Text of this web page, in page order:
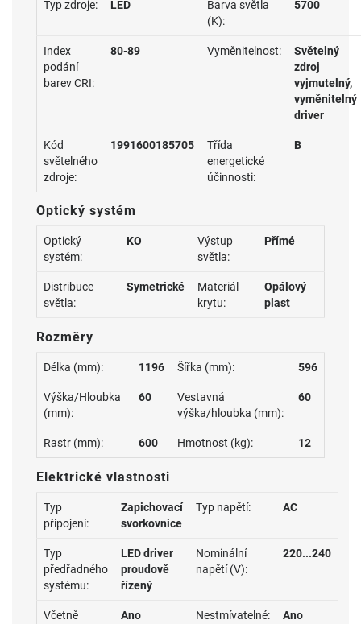
Typ zdroje: LED
Barva světla
(K):
5700
Index
podání
barev CRI:
80-89 Vyměnitelnost:
Světelný
zdroj
vyjmutelný,
vyměnitelný
driver
Kód
světelného
zdroje:
1991600185705
Třída
energetické
účinnosti:
B
Optický systém
Optický
systém:
KO
Výstup
světla:
Přímé
Distribuce
světla:
Symetrické
Materiál
krytu:
Opálový
plast
Rozměry
Délka (mm): 1196 Šířka (mm): 596
Výška/Hloubka
(mm):
60
Vestavná
výška/hloubka (mm):
60
Rastr (mm): 600 Hmotnost (kg): 12
Elektrické vlastnosti
Typ
připojení:
Zapichovací
svorkovnice
Typ napětí: AC
Typ
předřadného
systému:
LED driver
proudově
řízený
Nominální
napětí (V):
220...240
Včetně
Ano Nestmívatelné: Ano